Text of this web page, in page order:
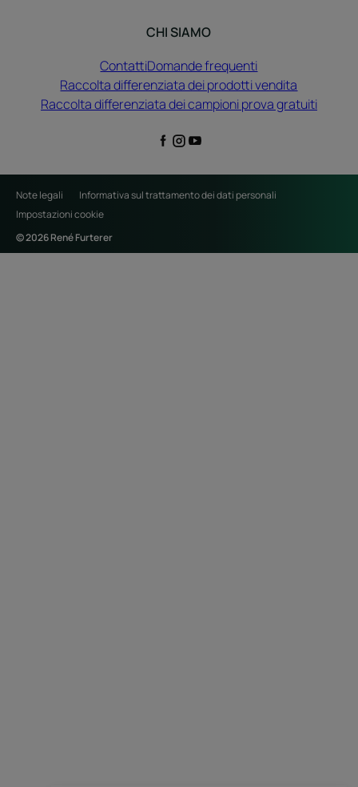
CHI SIAMO
ContattiDomande frequenti
Raccolta differenziata dei prodotti vendita
Raccolta differenziata dei campioni prova gratuiti
Note legali
Informativa sul trattamento dei dati personali
Impostazioni cookie
© 2026 René Furterer